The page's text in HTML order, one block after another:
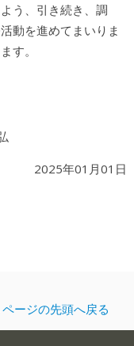
う、引き続き、調
動を進めてまいりま
す。
2025年01月01日
ージの先頭へ戻る